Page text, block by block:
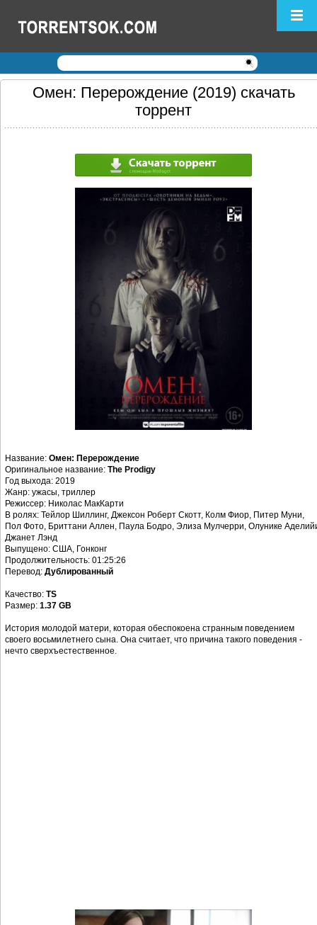
Логин: Пароль:
Регистрация
Омен: Перерождение (2019) скачать
торрент
Название: Омен: Перерождение
Оригинальное название: The Prodigy
Год выхода: 2019
Жанр: ужасы, триллер
Режиссер: Николас МакКарти
В ролях: Тейлор Шиллинг, Джексон Роберт Скотт, Колм Фиор, Питер Муни,
Пол Фото, Бриттани Аллен, Паула Бодро, Элиза Мулчерри, Олунике
Джанет Лэнд
Выпущено: США, Гонконг
Продолжительность: 01:25:26
Перевод: Дублированный
Качество: TS
Размер: 1.37 GB
История молодой матери, которая обеспокоена странным поведением
своего восьмилетнего сына. Она считает, что причина такого поведения -
нечто сверхъестественное.